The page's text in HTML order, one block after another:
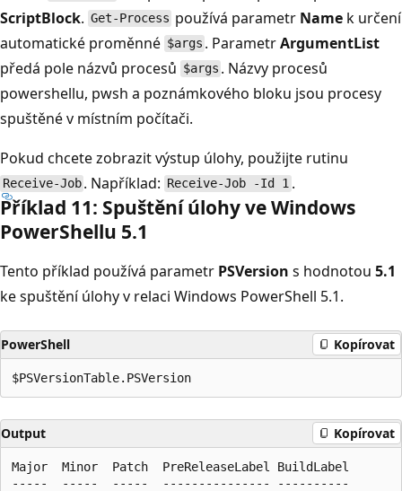
ScriptBlock. Get-Process používá parametr Name k určení
automatické proměnné $args . ParametrArgumentList
předá pole názvů procesů $args . Názvy procesů
powershellu, pwsh a poznámkového bloku jsou procesy
spuštěné v místním počítači.
Pokud chcete zobrazit výstup úlohy, použijte rutinu
Receive-Job . Například: Receive-Job -Id 1 .
Příklad 11: Spuštění úlohy ve Windows
PowerShellu 5.1
Tento příklad používá parametr PSVersion s hodnotou 5.1
ke spuštění úlohy v relaci Windows PowerShell 5.1.
PowerShell Kopírovat
Output Kopírovat
Major  Minor  Patch  PreReleaseLabel BuildLabel
-----  -----  -----  --------------- ----------